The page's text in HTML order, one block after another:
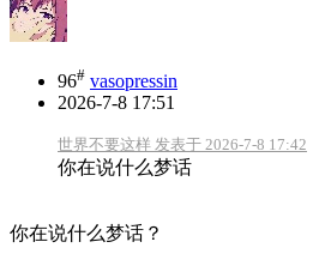
96# vasopressin
2026-7-8 17:51
世界不要这样 发表于 2026-7-8 17:42
你在说什么梦话
你在说什么梦话？